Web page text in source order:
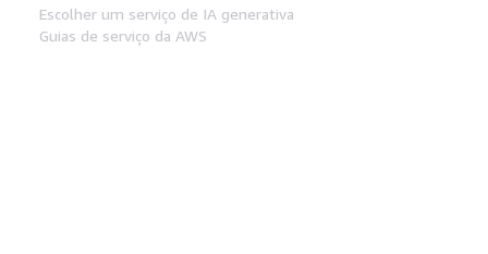
Escolher um serviço de IA generativa
Guias de serviço da AWS